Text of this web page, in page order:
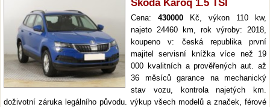
Škoda Karoq 1.5 TSI
Cena: 430000 Kč, výkon 110 kw,
najeto 24460 km, rok výroby: 2018,
koupeno v: česká republika první
majitel servisní knížka více než 19
000 kvalitních a prověřených aut. až
36 měsíců garance na mechanický
stav vozu, kontrola najetých km.
doživotní záruka legálního původu. výkup všech modelů a značek, férové